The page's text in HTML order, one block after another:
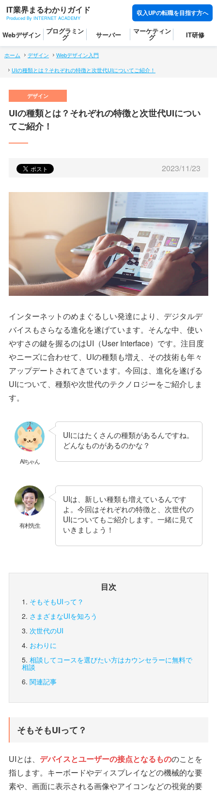
IT業界まるわかりガイド
Produced By INTERNET ACADEMY
収入UPの転職を目指す方へ
Webデザイン プログラミン
グ サーバー マーケティン
グ IT研修
ホーム デザイン
Webデザイン入門
UIの種類とは？それぞれの特徴と次世代UIについてご紹介！
UIの種類とは？それぞれの特徴と次世代UIについ
てご紹介！
2023/11/23
インターネットのめまぐるしい発達により、デジタルデ
バイスもさらなる進化を遂げています。そんな中、使い
やすさの鍵を握るのはUI（User Interface）です。注目度
やニーズに合わせて、UIの種類も増え、その技術も年々
アップデートされてきています。今回は、進化を遂げる
UIについて、種類や次世代のテクノロジーをご紹介しま
す。
AIちゃん
UIにはたくさんの種類があるんですね。
どんなものがあるのかな？
有村先生
UIは、新しい種類も増えているんです
よ。今回はそれぞれの特徴と、次世代の
UIについてもご紹介します。一緒に見て
いきましょう！
目次
そもそもUIって？
さまざまなUIを知ろう
次世代のUI
おわりに
相談してコースを選びたい方はカウンセラーに無料で
相談
関連記事
そもそもUIって？
UIとは、 デバイスとユーザーの接点となるもののことを
指します。キーボードやディスプレイなどの機械的な要
素や、画面に表示される画像やアイコンなどの視覚的要